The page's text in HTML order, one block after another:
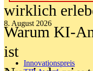
8. August 2026
Innovationspreis
wirklich
Warum KI-
ist